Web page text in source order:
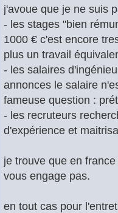
j'avoue que je ne suis
- les stages "bien
1000 € c'est encore
plus un travail
- les salaires
annonces le salaire
fameuse question :
- les recruteurs
d'expérience et
je trouve que en
vous engage pas.
en tout cas pour